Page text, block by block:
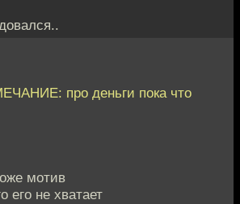
про деньги пока что
мотив
его не хватает